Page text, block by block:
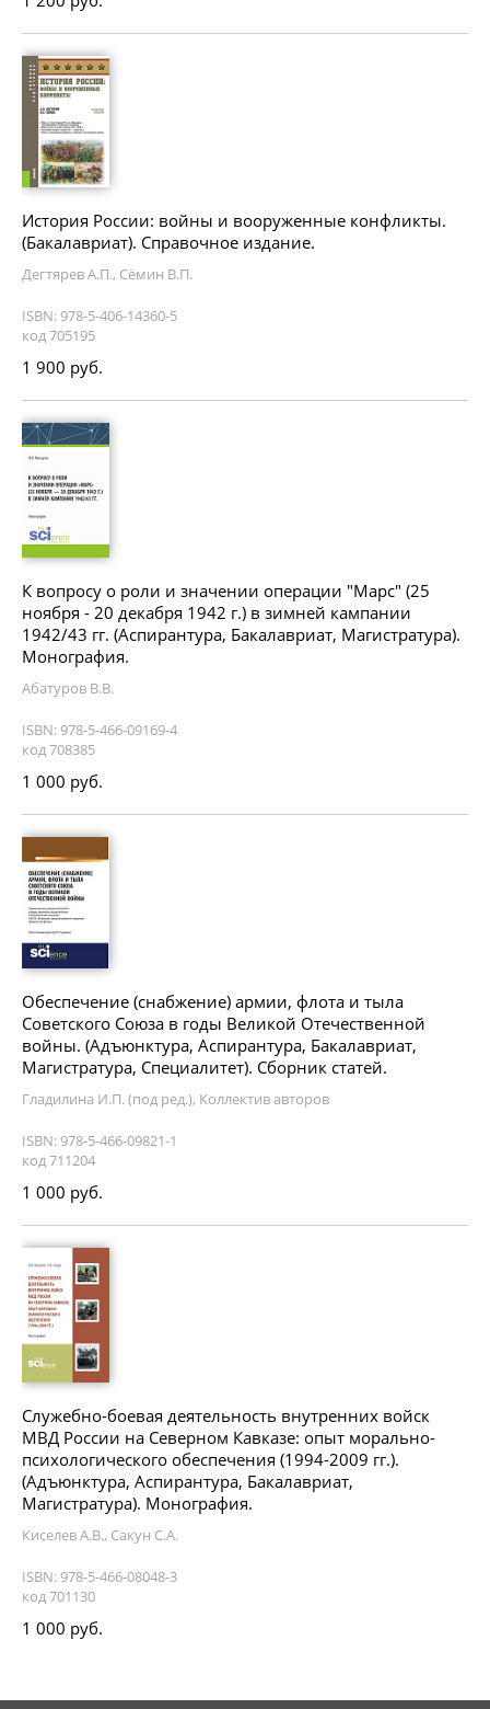
История России: войны и вооруженные конфликты.
(Бакалавриат). Справочное издание.
Дегтярев А.П., Сёмин В.П.
ISBN: 978-5-406-14360-5
код 705195
1 900 руб.
К вопросу о роли и значении операции "Марс" (25
ноября - 20 декабря 1942 г.) в зимней кампании
1942/43 гг. (Аспирантура, Бакалавриат, Магистратура).
Монография.
Абатуров В.В.
ISBN: 978-5-466-09169-4
код 708385
1 000 руб.
Обеспечение (снабжение) армии, флота и тыла
Советского Союза в годы Великой Отечественной
войны. (Адъюнктура, Аспирантура, Бакалавриат,
Магистратура, Специалитет). Сборник статей.
Гладилина И.П. (под ред.), Коллектив авторов
ISBN: 978-5-466-09821-1
код 711204
1 000 руб.
Служебно-боевая деятельность внутренних войск
МВД России на Северном Кавказе: опыт морально-
психологического обеспечения (1994-2009 гг.).
(Адъюнктура, Аспирантура, Бакалавриат,
Магистратура). Монография.
Киселев А.В., Сакун С.А.
ISBN: 978-5-466-08048-3
код 701130
1 000 руб.